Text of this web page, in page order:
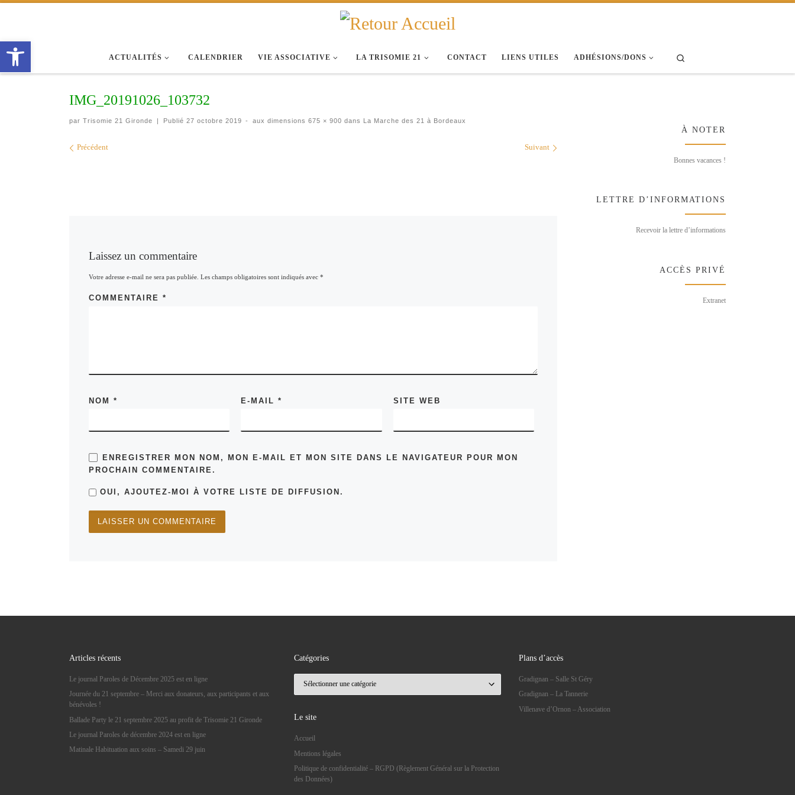
ACTUALITÉS CALENDRIER VIE ASSOCIATIVE LA TRISOMIE 21 CONTACT LIENS UTILES ADHÉSIONS/DONS
IMG_20191026_103732
par Trisomie 21 Gironde | Publié 27 octobre 2019 - aux dimensions 675 × 900 dans La Marche des 21 à Bordeaux
Navigation des images
Précédent Suivant
Laissez un commentaire
Votre adresse e-mail ne sera pas publiée. Les champs obligatoires sont indiqués avec *
COMMENTAIRE *
NOM * E-MAIL* SITE WEB
ENREGISTRER MON NOM, MON E-MAIL ET MON SITE DANS LE NAVIGATEUR POUR MON
PROCHAIN COMMENTAIRE.
OUI, AJOUTEZ-MOI À VOTRE LISTE DE DIFFUSION.
À NOTER
Bonnes vacances !
LETTRE D’INFORMATIONS
Recevoir la lettre d’informations
ACCÈS PRIVÉ
Extranet
Articles récents
Le journal Paroles de Décembre 2025 est en ligne
Journée du 21 septembre – Merci aux donateurs, aux participants et aux
bénévoles !
Ballade Party le 21 septembre 2025 au profit de Trisomie 21 Gironde
Le journal Paroles de décembre 2024 est en ligne
Matinale Habituation aux soins – Samedi 29 juin
Catégories
Le site
Accueil
Mentions légales
Politique de confidentialité – RGPD (Règlement Général sur la Protection
des Données)
Plans d’accès
Gradignan – Salle St Géry
Gradignan – La Tannerie
Villenave d’Ornon – Association
Ouvrir la barre d’outils